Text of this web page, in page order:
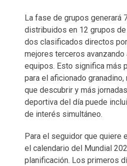
La fase de grupos generará
distribuidos en 12 grupos
dos clasificados directos
mejores terceros avanzando
equipos. Esto significa más
para el aficionado
que descubrir y más
deportiva del día puede
de interés simultáneo.
Para el seguidor que quiere
el calendario del Mundial
planificación. Los primeros